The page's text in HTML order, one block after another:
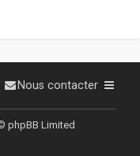
Nous contacter
phpBB Limited